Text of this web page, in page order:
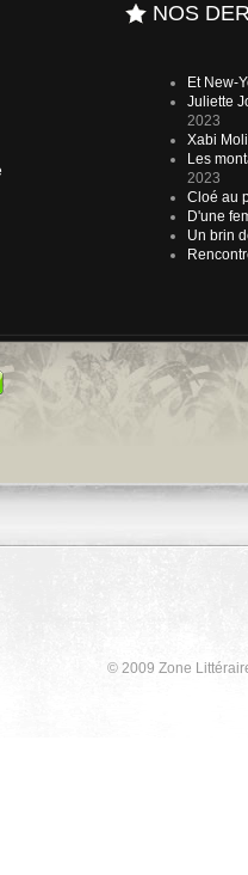
NOS
Et New-
Juliette
2023
Xabi
Les
2023
Cloé au
D'une
Un brin
© 2009 Zone